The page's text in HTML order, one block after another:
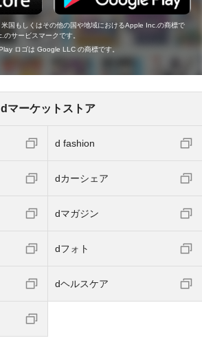
国もしくはその他の国や地域におけるApple Inc.の商標で
サービスマークです。
ロゴは Google LLC の商標です。
dマーケットストア
d fashion
dカーシェア
dマガジン
dフォト
dヘルスケア